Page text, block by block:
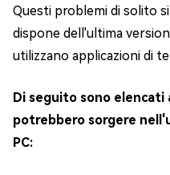
Questi problemi di solito
dispone dell'ultima
utilizzano applicazioni di
Di seguito sono elencati
potrebbero sorgere
PC: